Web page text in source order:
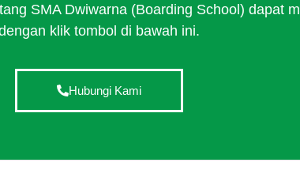
SMA Dwiwarna (Boarding School) dapat
klik tombol di bawah ini.
Hubungi Kami